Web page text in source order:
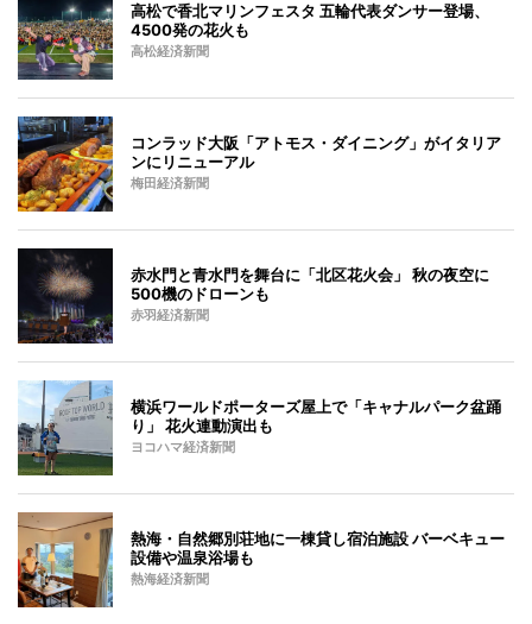
高松で香北マリンフェスタ 五輪代表ダンサー登場、
4500発の花火も
高松経済新聞
コンラッド大阪「アトモス・ダイニング」がイタリア
ンにリニューアル
梅田経済新聞
赤水門と青水門を舞台に「北区花火会」 秋の夜空に
500機のドローンも
赤羽経済新聞
横浜ワールドポーターズ屋上で「キャナルパーク盆踊
り」 花火連動演出も
ヨコハマ経済新聞
熱海・自然郷別荘地に一棟貸し宿泊施設 バーベキュー
設備や温泉浴場も
熱海経済新聞